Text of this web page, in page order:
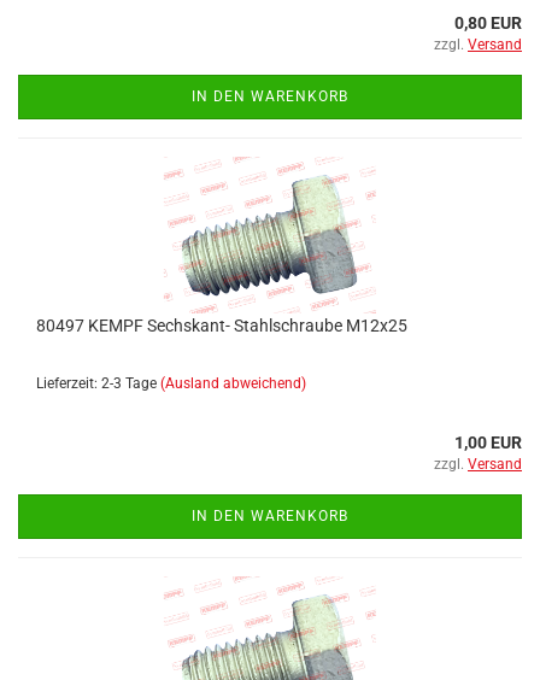
0,80 EUR
zzgl. Versand
IN DEN WARENKORB
80497 KEMPF Sechskant- Stahlschraube M12x25
Lieferzeit: 2-3 Tage (Ausland abweichend)
1,00 EUR
zzgl. Versand
IN DEN WARENKORB